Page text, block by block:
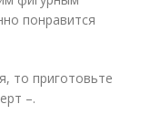
понравится
то приготовьте
–.